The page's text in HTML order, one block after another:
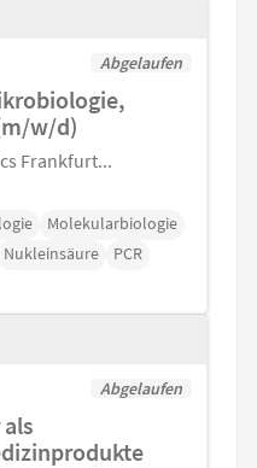
Abgelaufen
w/d)
Frankfurt...
Molekularbiologie
Nukleinsäure PCR
Abgelaufen